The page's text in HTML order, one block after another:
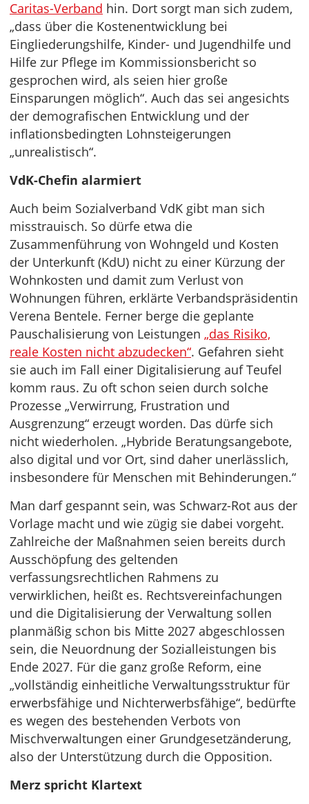
Caritas-Verband hin. Dort sorgt man sich zudem,
„dass über die Kostenentwicklung bei
Eingliederungshilfe, Kinder- und Jugendhilfe und
Hilfe zur Pflege im Kommissionsbericht so
gesprochen wird, als seien hier große
Einsparungen möglich“. Auch das sei angesichts
der demografischen Entwicklung und der
inflationsbedingten Lohnsteigerungen
„unrealistisch“.
VdK-Chefin alarmiert
Auch beim Sozialverband VdK gibt man sich
misstrauisch. So dürfe etwa die
Zusammenführung von Wohngeld und Kosten
der Unterkunft (KdU) nicht zu einer Kürzung der
Wohnkosten und damit zum Verlust von
Wohnungen führen, erklärte Verbandspräsidentin
Verena Bentele. Ferner berge die geplante
Pauschalisierung von Leistungen „das Risiko,
reale Kosten nicht abzudecken“. Gefahren sieht
sie auch im Fall einer Digitalisierung auf Teufel
komm raus. Zu oft schon seien durch solche
Prozesse „Verwirrung, Frustration und
Ausgrenzung“ erzeugt worden. Das dürfe sich
nicht wiederholen. „Hybride Beratungsangebote,
also digital und vor Ort, sind daher unerlässlich,
insbesondere für Menschen mit Behinderungen.“
Man darf gespannt sein, was Schwarz-Rot aus der
Vorlage macht und wie zügig sie dabei vorgeht.
Zahlreiche der Maßnahmen seien bereits durch
Ausschöpfung des geltenden
verfassungsrechtlichen Rahmens zu
verwirklichen, heißt es. Rechtsvereinfachungen
und die Digitalisierung der Verwaltung sollen
planmäßig schon bis Mitte 2027 abgeschlossen
sein, die Neuordnung der Sozialleistungen bis
Ende 2027. Für die ganz große Reform, eine
„vollständig einheitliche Verwaltungsstruktur für
erwerbsfähige und Nichterwerbsfähige“, bedürfte
es wegen des bestehenden Verbots von
Mischverwaltungen einer Grundgesetzänderung,
also der Unterstützung durch die Opposition.
Merz spricht Klartext